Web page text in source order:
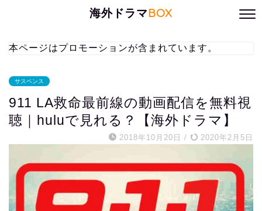
海外ドラマBOX
本ページはプロモーションが含まれています。
サスペンス
911 LA救命最前線の動画配信を無料視
聴｜huluで見れる？【海外ドラマ】
2018年10月20日 / 2020年2月5日